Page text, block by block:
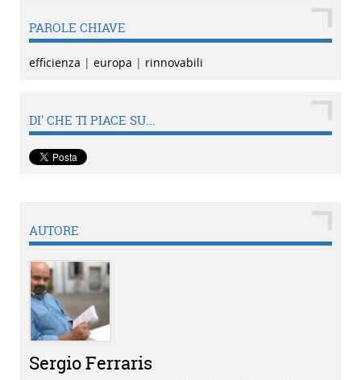
PAROLE CHIAVE
efficienza | europa | rinnovabili
DI' CHE TI PIACE SU...
AUTORE
Sergio Ferraris